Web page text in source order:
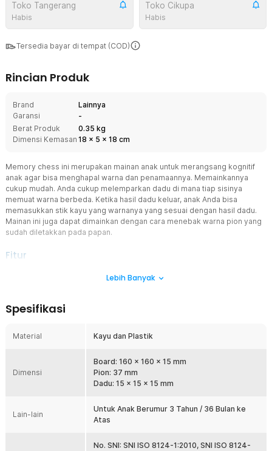
Toko Tangerang
Habis
Toko Cikupa
Habis
Tersedia bayar di tempat (COD)
Rincian Produk
Brand
Lainnya
Garansi
-
Berat Produk
0.35 kg
Dimensi Kemasan 18 x 5 x 18 cm
Memory chess ini merupakan mainan anak untuk merangsang kognitif
anak agar bisa menghapal warna dan penamaannya. Memainkannya
cukup mudah. Anda cukup melemparkan dadu di mana tiap sisinya
memuat warna berbeda. Ketika hasil dadu keluar, anak Anda bisa
memasukkan stik kayu yang warnanya yang sesuai dengan hasil dadu.
Mainan ini juga dapat dimainkan dengan cara menebak warna pion yang
sudah diletakkan pada papan.
Fitur
Papan Permainan Edukasi
sehingga anak dapat belajar lebih dini mengenai beragam jenis
Anda dapat menghapal warna-warna yang ada di sekitarnya
sebelum menginjak bangku sekolah.
Permainan yang Sangat Seru
Mainan ini sangat menyenangkan untuk dimainkan, baik bersama
keluarga maupun teman-teman. Aktivitas bermain yang interaktif ini
sosial mereka, serta meningkatkan hubungan keluarga melalui
waktu bermain yang berkualitas.
Dibuat dari bahan kayu dan plastik berkualitas tinggi, mainan ini
Lebih Banyak
Spesifikasi
Material Kayu dan Plastik
Dimensi
Board: 160 x 160 x 15 mm
Pion: 37 mm
Dadu: 15 x 15 x 15 mm
Lain-lain
Untuk Anak Berumur 3 Tahun / 36 Bulan ke
Atas
No. SNI: SNI ISO 8124-1:2010, SNI ISO 8124-